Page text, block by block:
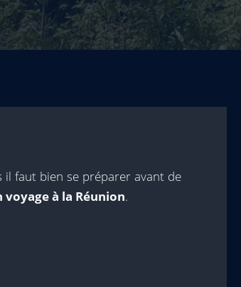
il faut bien se préparer avant de
à la Réunion.